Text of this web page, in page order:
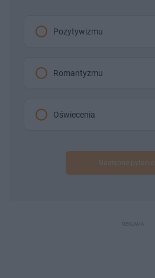
Pozytywizmu
Romantyzmu
Oświecenia
Następne pytanie